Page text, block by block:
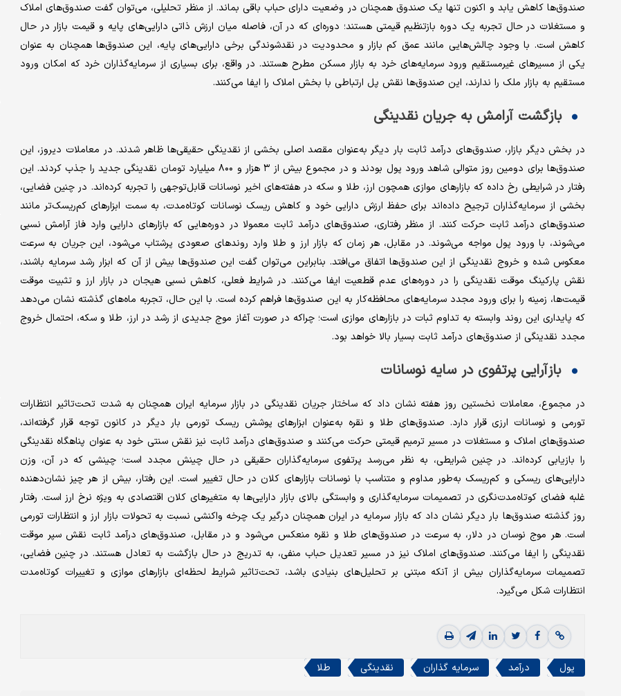
صندوق‌ها کاهش یابد و اکنون تنها یک صندوق همچنان در وضعیت دارای حباب باقی بماند. از منظر تحلیلی، می‌توان گفت صندوق‌های املاک
و مستغلات در حال تجربه یک دوره بازتنظیم قیمتی هستند؛ دوره‌ای که در آن، فاصله میان ارزش ذاتی دارایی‌های پایه و قیمت بازار در حال
کاهش است. با وجود چالش‌هایی مانند عمق کم بازار و محدودیت در نقدشوندگی برخی دارایی‌های پایه، این صندوق‌ها همچنان به عنوان
یکی از مسیرهای غیرمستقیم ورود سرمایه‌های خرد به بازار مسکن مطرح هستند. در واقع، برای بسیاری از سرمایه‌گذاران خرد که امکان ورود
مستقیم به بازار ملک را ندارند، این صندوق‌ها نقش پل ارتباطی با بخش املاک را ایفا می‌کنند.
بازگشت آرامش به جریان نقدینگی
در بخش دیگر بازار، صندوق‌های درآمد ثابت بار دیگر به‌عنوان مقصد اصلی بخشی از نقدینگی حقیقی‌ها ظاهر شدند. در معاملات دیروز، این
صندوق‌ها برای دومین روز متوالی شاهد ورود پول بودند و در مجموع بیش از ۳ هزار و ۸۰۰ میلیارد تومان نقدینگی جدید را جذب کردند. این
رفتار در شرایطی رخ داده که بازارهای موازی همچون ارز، طلا و سکه در هفته‌های اخیر نوسانات قابل‌توجهی را تجربه کرده‌اند. در چنین فضایی،
بخشی از سرمایه‌گذاران ترجیح داده‌اند برای حفظ ارزش دارایی خود و کاهش ریسک نوسانات کوتاه‌مدت، به سمت ابزارهای کم‌ریسک‌تر مانند
صندوق‌های درآمد ثابت حرکت کنند. از منظر رفتاری، صندوق‌های درآمد ثابت معمولا در دوره‌هایی که بازارهای دارایی وارد فاز آرامش نسبی
می‌شوند، با ورود پول مواجه می‌شوند. در مقابل، هر زمان که بازار ارز و طلا وارد روندهای صعودی پرشتاب می‌شود، این جریان به سرعت
معکوس شده و خروج نقدینگی از این صندوق‌ها اتفاق می‌افتد. بنابراین می‌توان گفت این صندوق‌ها بیش از آن که ابزار رشد سرمایه باشند،
نقش پارکینگ موقت نقدینگی را در دوره‌های عدم قطعیت ایفا می‌کنند. در شرایط فعلی، کاهش نسبی هیجان در بازار ارز و تثبیت موقت
قیمت‌ها، زمینه را برای ورود مجدد سرمایه‌های محافظه‌کار به این صندوق‌ها فراهم کرده است. با این حال، تجربه ماه‌های گذشته نشان می‌دهد
که پایداری این روند وابسته به تداوم ثبات در بازارهای موازی است؛ چراکه در صورت آغاز موج جدیدی از رشد در ارز، طلا و سکه، احتمال خروج
مجدد نقدینگی از صندوق‌های درآمد ثابت بسیار بالا خواهد بود.
بازآرایی پرتفوی در سایه نوسانات
در مجموع، معاملات نخستین روز هفته نشان داد که ساختار جریان نقدینگی در بازار سرمایه ایران همچنان به شدت تحت‌تاثیر انتظارات
تورمی و نوسانات ارزی قرار دارد. صندوق‌های طلا و نقره به‌عنوان ابزارهای پوشش ریسک تورمی بار دیگر در کانون توجه قرار گرفته‌اند،
صندوق‌های املاک و مستغلات در مسیر ترمیم قیمتی حرکت می‌کنند و صندوق‌های درآمد ثابت نیز نقش سنتی خود به عنوان پناهگاه نقدینگی
را بازیابی کرده‌اند. در چنین شرایطی، به نظر می‌رسد پرتفوی سرمایه‌گذاران حقیقی در حال چینش مجدد است؛ چینشی که در آن، وزن
دارایی‌های ریسکی و کم‌ریسک به‌طور مداوم و متناسب با نوسانات بازارهای کلان در حال تغییر است. این رفتار، بیش از هر چیز نشان‌دهنده
غلبه فضای کوتاه‌مدت‌نگری در تصمیمات سرمایه‌گذاری و وابستگی بالای بازار دارایی‌ها به متغیرهای کلان اقتصادی به ویژه نرخ ارز است. رفتار
روز گذشته صندوق‌ها بار دیگر نشان داد که بازار سرمایه در ایران همچنان درگیر یک چرخه واکنشی نسبت به تحولات بازار ارز و انتظارات تورمی
است. هر موج نوسان در دلار، به سرعت در صندوق‌های طلا و نقره منعکس می‌شود و در مقابل، صندوق‌های درآمد ثابت نقش سپر موقت
نقدینگی را ایفا می‌کنند. صندوق‌های املاک نیز در مسیر تعدیل حباب منفی، به تدریج در حال بازگشت به تعادل هستند. در چنین فضایی،
تصمیمات سرمایه‌گذاران بیش از آنکه مبتنی بر تحلیل‌های بنیادی باشد، تحت‌تاثیر شرایط لحظه‌ای بازارهای موازی و تغییرات کوتاه‌مدت
انتظارات شکل می‌گیرد.
پول درآمد سرمایه گذاران نقدینگی طلا